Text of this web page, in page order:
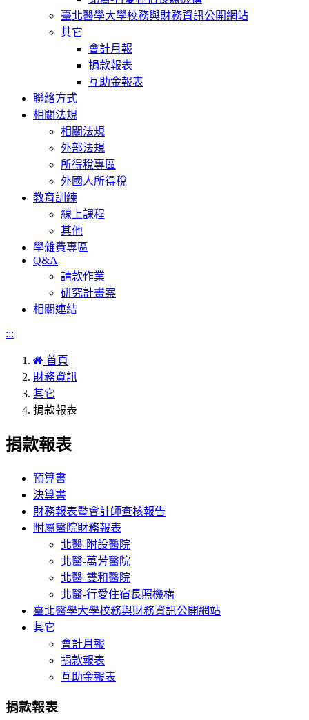
臺北醫學大學校務與財務資訊公開網站
其它
會計月報
捐款報表
互助金報表
聯絡方式
相關法規
相關法規
外部法規
所得稅專區
外國人所得稅
教育訓練
線上課程
其他
學雜費專區
Q&A
請款作業
研究計畫案
相關連結
:::
首頁
財務資訊
其它
捐款報表
捐款報表
預算書
決算書
財務報表暨會計師查核報告
附屬醫院財務報表
北醫-附設醫院
北醫-萬芳醫院
北醫-雙和醫院
北醫-行愛住宿長照機構
臺北醫學大學校務與財務資訊公開網站
其它
會計月報
捐款報表
互助金報表
捐款報表